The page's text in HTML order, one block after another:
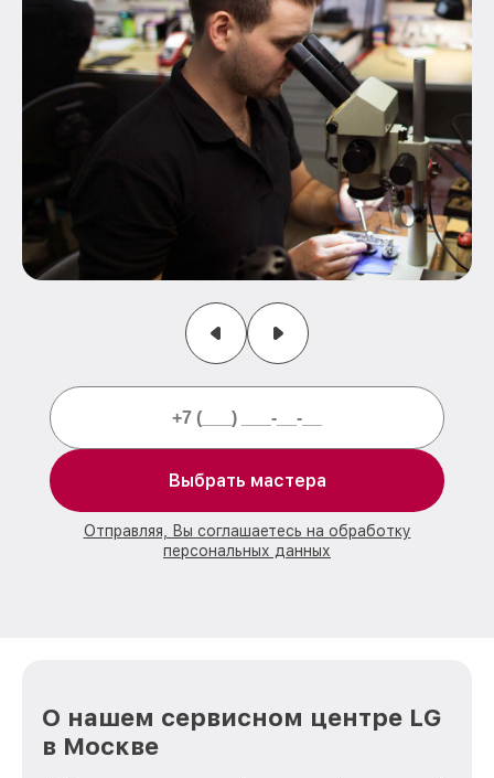
Выбрать мастера
Отправляя, Вы соглашаетесь на обработку
персональных данных
О нашем сервисном центре LG
в Москве